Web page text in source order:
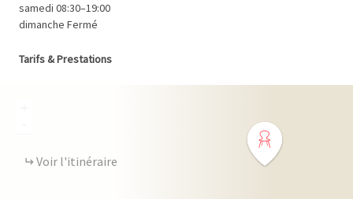
samedi 08:30–19:00
dimanche Fermé
Tarifs & Prestations
Voir l'itinéraire